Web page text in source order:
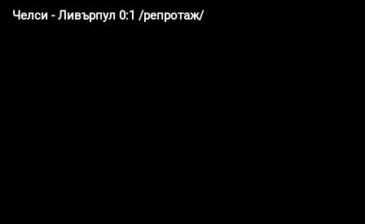
Челси - Ливърпул 0:1 /репротаж/